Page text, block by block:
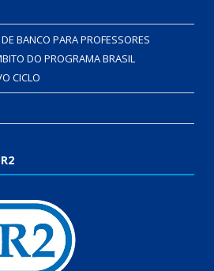
BANCO PARA PROFESSORES
DO PROGRAMA BRASIL
CICLO